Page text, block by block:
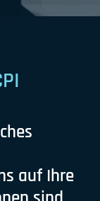
auf Ihre